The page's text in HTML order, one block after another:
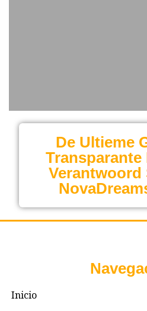
De Ultieme
Transparante
Verantwoord
Inicio